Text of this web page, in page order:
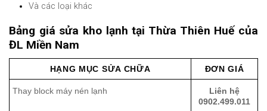
Và các loại khác
Bảng giá sửa kho lạnh tại Thừa Thiên Huế của
ĐL Miền Nam
HẠNG MỤC SỬA CHỮA ĐƠN GIÁ
Thay block máy nén lạnh
Liên hệ
0902.499.011